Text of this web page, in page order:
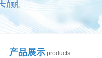
产品展示products